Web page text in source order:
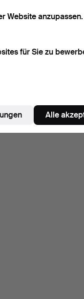
Website anzupassen.
für Sie zu
Alle